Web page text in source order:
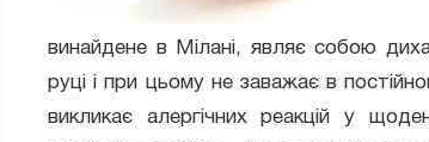
винайдене в Мілані, являє собою
руці і при цьому не заважає в
викликає алергічних реакцій у